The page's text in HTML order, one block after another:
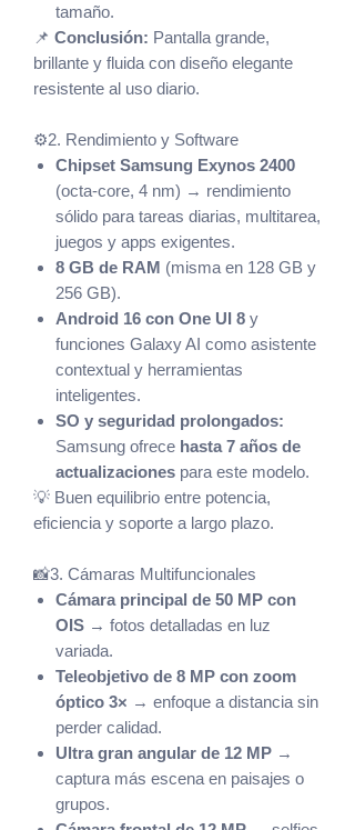
tamaño.
📌 Conclusión: Pantalla grande,
brillante y fluida con diseño elegante
resistente al uso diario.
⚙️2. Rendimiento y Software
Chipset Samsung Exynos 2400
(octa-core, 4 nm) → rendimiento
sólido para tareas diarias, multitarea,
juegos y apps exigentes.
8 GB de RAM (misma en 128 GB y
256 GB).
Android 16 con One UI 8 y
funciones Galaxy AI como asistente
contextual y herramientas
inteligentes.
SO y seguridad prolongados:
Samsung ofrece hasta 7 años de
actualizaciones para este modelo.
💡 Buen equilibrio entre potencia,
eficiencia y soporte a largo plazo.
📸3. Cámaras Multifuncionales
Cámara principal de 50 MP con
OIS → fotos detalladas en luz
variada.
Teleobjetivo de 8 MP con zoom
óptico 3× → enfoque a distancia sin
perder calidad.
Ultra gran angular de 12 MP →
captura más escena en paisajes o
grupos.